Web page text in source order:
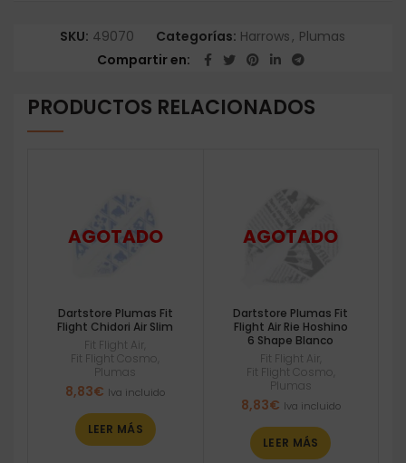
SKU: 49070 Categorías: Harrows, Plumas
Compartir en
PRODUCTOS RELACIONADOS
Dartstore Plumas Fit
Flight Chidori Air Slim
Fit Flight Air
Fit Flight Cosmo
Plumas
8,83€ Iva incluido
LEER MÁS
Dartstore Plumas Fit
Flight Air Rie Hoshino
6 Shape Blanco
Fit Flight Air
Fit Flight Cosmo
Plumas
8,83€ Iva incluido
LEER MÁS